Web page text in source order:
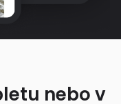
nebo v